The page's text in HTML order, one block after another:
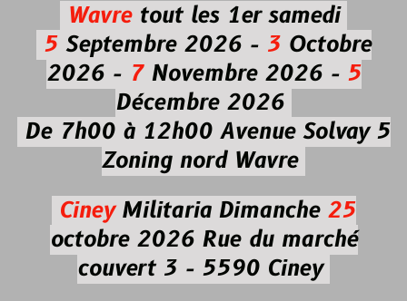
Wavretout les 1er samedi
5Septembre 2026 - 3Octobre
2026 -7Novembre 2026 - 5
Décembre 2026
De 7h00 à 12h00 Avenue Solvay 5
Zoning nord Wavre
CineyMilitaria Dimanche 25
octobre 2026Rue du marché
couvert 3 - 5590 Ciney